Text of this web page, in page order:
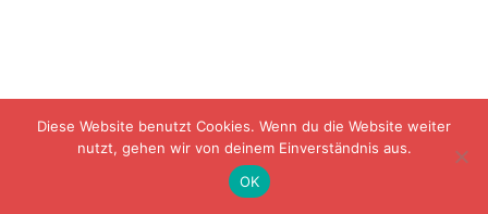
Diese Website benutzt Cookies. Wenn du die Website weiter
nutzt, gehen wir von deinem Einverständnis aus.
OK